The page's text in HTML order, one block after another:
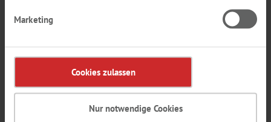
Marketing
Cookies zulassen
Nur notwendige Cookies
MOUSSE WEISSE SCHOKOLADE
Leicht süßlich, nach weißer Schokolade